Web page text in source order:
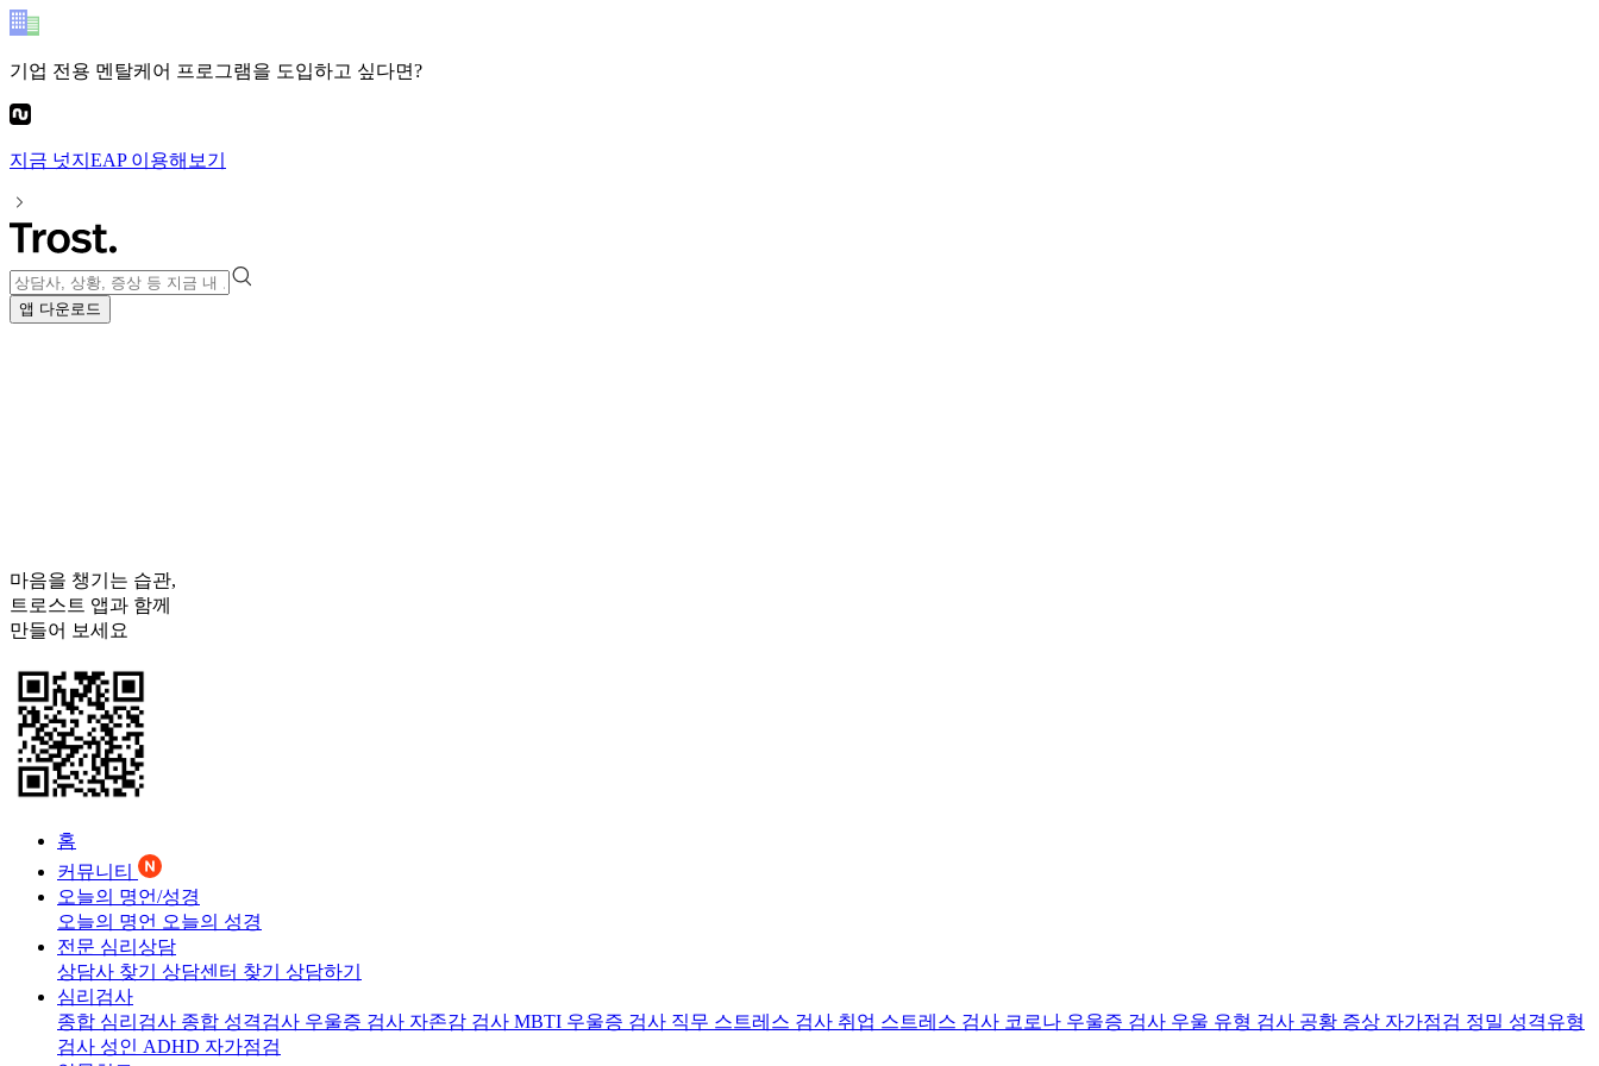
기업 전용 멘탈케어 프로그램을 도입하고 싶다면?
지금 넛지EAP이용해보기
앱 다운로드
마음을 챙기는 습관,
트로스트 앱과 함께
만들어 보세요
홈
커뮤니티
오늘의 명언/성경
오늘의 명언 오늘의 성경
전문 심리상담
상담사 찾기 상담센터 찾기 상담하기
심리검사
종합 심리검사 종합 성격검사 우울증 검사 자존감 검사 MBTI 우울증 검사 직무 스트레스 검사 취업 스트레스 검사 코로나 우울증 검사 우울 유형 검사 공황 증상 자가점검 정밀 성격유형
검사 성인 ADHD 자가점검